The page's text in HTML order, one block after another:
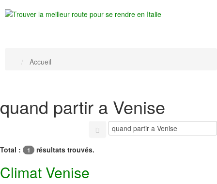
Accueil
quand partir a Venise
Total : 1 résultats trouvés.
Climat Venise